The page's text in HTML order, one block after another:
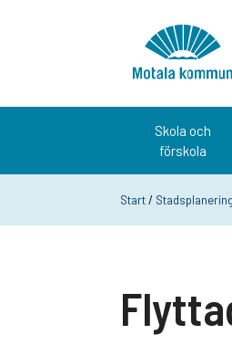
Skola och
förskola
Start/